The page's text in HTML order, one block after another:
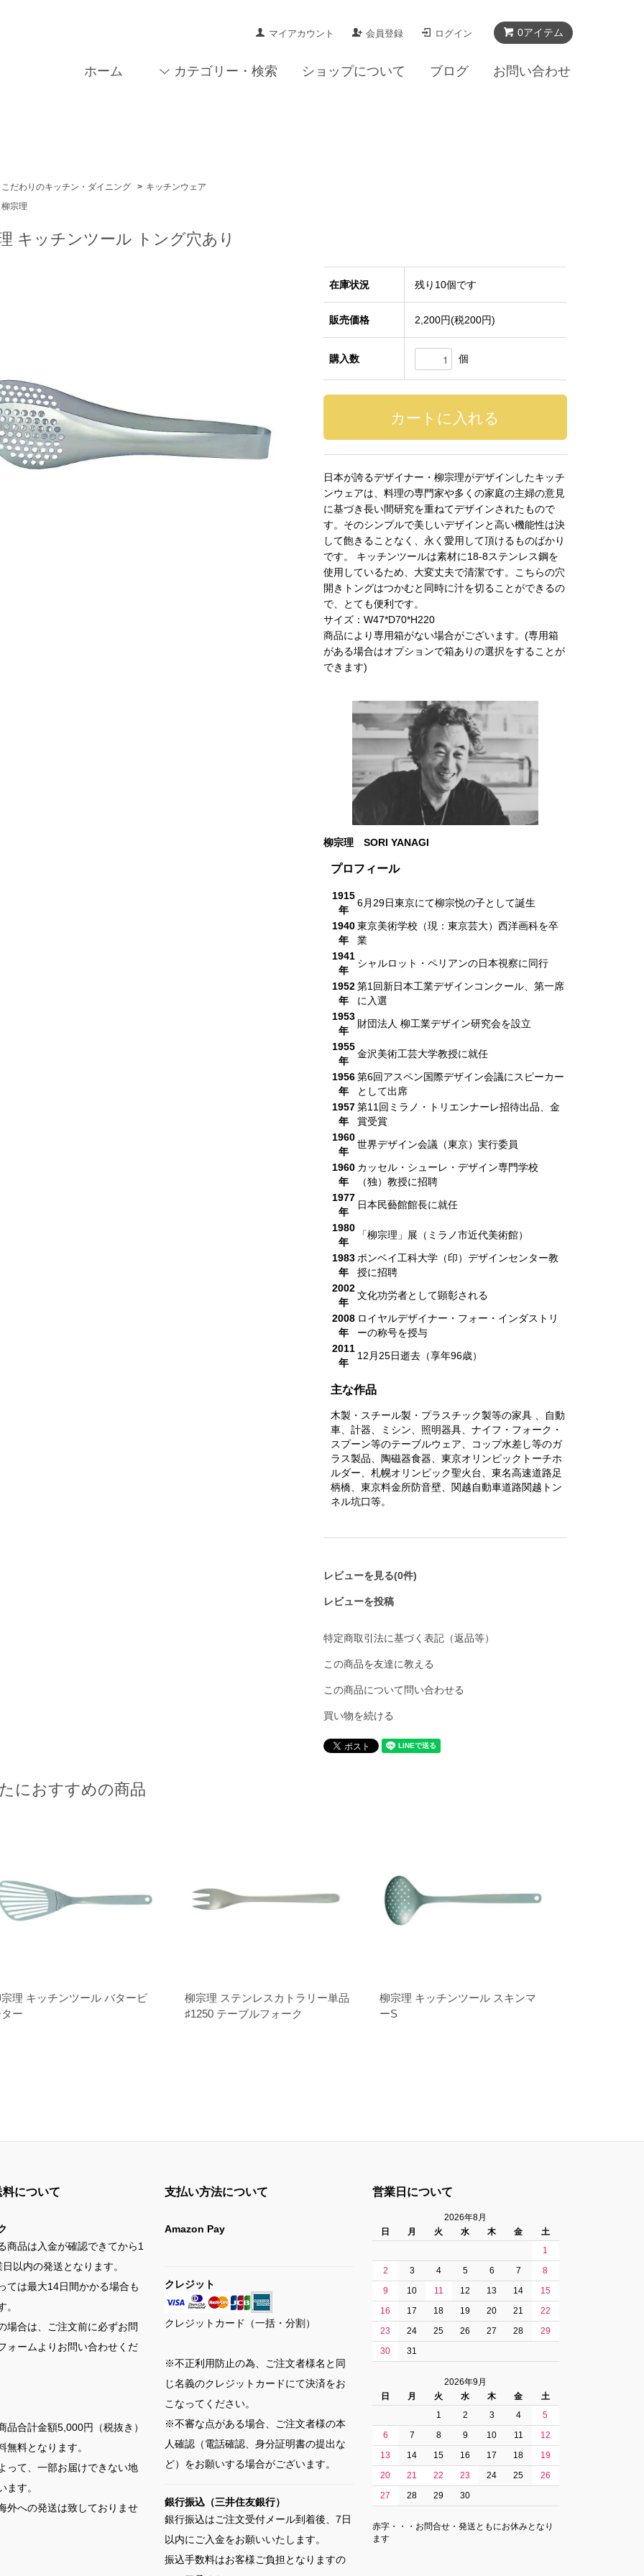
0アイテム
マイアカウント 会員登録 ログイン
ホーム カテゴリー・検索 ショップについて ブログ お問い合わせ
こだわりのキッチン・ダイニング > キッチンウェア
柳宗理
キッチンツール トング穴あり
在庫状況 残り10個です
販売価格 2,200円(税200円)
購入数 個
日本が誇るデザイナー・柳宗理がデザインしたキッチ
ンウェアは、料理の専門家や多くの家庭の主婦の意見
に基づき長い間研究を重ねてデザインされたもので
す。そのシンプルで美しいデザインと高い機能性は決
して飽きることなく、永く愛用して頂けるものばかり
です。 キッチンツールは素材に18-8ステンレス鋼を
使用しているため、大変丈夫で清潔です。こちらの穴
開きトングはつかむと同時に汁を切ることができるの
で、とても便利です。
サイズ：W47*D70*H220
商品により専用箱がない場合がございます。(専用箱
がある場合はオプションで箱ありの選択をすることが
できます)
柳宗理 SORI YANAGI
プロフィール
1915
年
6月29日東京にて柳宗悦の子として誕生
1940
年
東京美術学校（現：東京芸大）西洋画科を卒
業
1941
年
シャルロット・ペリアンの日本視察に同行
1952
年
第1回新日本工業デザインコンクール、第一席
に入選
1953
年
財団法人 柳工業デザイン研究会を設立
1955
年
金沢美術工芸大学教授に就任
1956
年
第6回アスペン国際デザイン会議にスピーカー
として出席
1957
年
第11回ミラノ・トリエンナーレ招待出品、金
賞受賞
1960
年
世界デザイン会議（東京）実行委員
1960
年
カッセル・シューレ・デザイン専門学校
（独）教授に招聘
1977
年
日本民藝館館長に就任
1980
年
「柳宗理」展（ミラノ市近代美術館）
1983
年
ボンベイ工科大学（印）デザインセンター教
授に招聘
2002
年
文化功労者として顕彰される
2008
年
ロイヤルデザイナー・フォー・インダストリ
ーの称号を授与
2011
年
12月25日逝去（享年96歳）
主な作品
木製・スチール製・プラスチック製等の家具 、自動
車、計器、ミシン、照明器具、ナイフ・フォーク・
スプーン等のテーブルウェア、コップ水差し等のガ
ラス製品、陶磁器食器、東京オリンピックトーチホ
ルダー、札幌オリンピック聖火台、東名高速道路足
柄橋、東京料金所防音壁、関越自動車道路関越トン
ネル坑口等。
レビューを見る(0件)
レビューを投稿
特定商取引法に基づく表記（返品等）
この商品を友達に教える
この商品について問い合わせる
買い物を続ける
におすすめの商品
理 キッチンツール バタービ
ー
柳宗理 ステンレスカトラリー単品
♯1250 テーブルフォーク
柳宗理 キッチンツール スキンマ
ーS
について
商品は入金が確認できてから1
以内の発送となります。
ては最大14日間かかる場合も
。
場合は、ご注文前に必ずお問
ォームよりお問い合わせくだ
品合計金額5,000円（税抜き）
無料となります。
って、一部お届けできない地
ます。
外への発送は致しておりませ
支払い方法について
Amazon Pay
クレジット
クレジットカード（一括・分割）
※不正利用防止の為、ご注文者様名と同
じ名義のクレジットカードにて決済をお
こなってください。
※不審な点がある場合、ご注文者様の本
人確認（電話確認、身分証明書の提出な
ど）をお願いする場合がございます。
銀行振込（三井住友銀行）
銀行振込はご注文受付メール到着後、7日
以内にご入金をお願いいたします。
振込手数料はお客様ご負担となりますの
営業日について
2026年8月
日
月 火 水 木 金
土
1
2
3 4 5 6 7
8
9
10 11 12 13 14
15
16
17 18 19 20 21
22
23
24 25 26 27 28
29
30
31
2026年9月
日
月 火 水 木 金
土
1
2 3 4
5
6
7 8 9 10 11
12
13
14 15 16 17 18
19
20
21 22 23 24 25
26
27
28 29 30
赤字・・・お問合せ・発送ともにお休みとなり
ます